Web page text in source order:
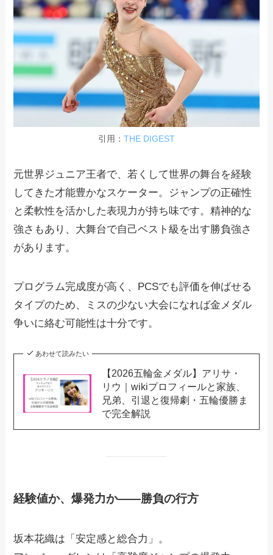
引用： THE DIGEST
元世界ジュニア王者で、若くして世界の舞台を経験
してきた才能豊かなスケーター。ジャンプの正確性
と柔軟性を活かした表現力が持ち味です。精神的な
強さもあり、大舞台で自己ベスト級を出す勝負強さ
があります。
プログラム完成度が高く、PCSでも評価を伸ばせる
タイプのため、ミスの少ない大会になれば金メダル
争いに絡む可能性は十分です。
あわせて読みたい
【2026五輪金メダル】アリサ・
リウ｜wikiプロフィールと家族、
兄弟、引退と復帰劇・五輪優勝ま
で完全解説
経験値か、爆発力か――勝負の行方
坂本花織は「安定感と総合力」。